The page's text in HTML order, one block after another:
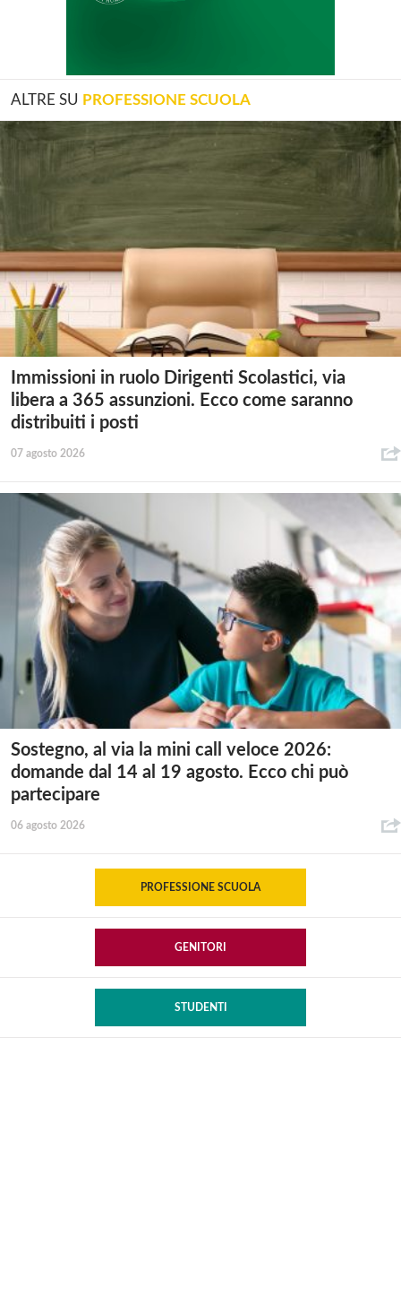
ALTRE SU PROFESSIONE SCUOLA
Immissioni in ruolo Dirigenti Scolastici, via
libera a 365 assunzioni. Ecco come saranno
distribuiti i posti
07 agosto 2026
Sostegno, al via la mini call veloce 2026:
domande dal 14 al 19 agosto. Ecco chi può
partecipare
06 agosto 2026
PROFESSIONE SCUOLA
GENITORI
STUDENTI